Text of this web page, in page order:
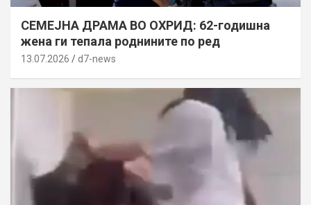
СЕМЕЈНА ДРАМА ВО ОХРИД: 62-годишна
жена ги тепала роднините по ред
13.07.2026 d7-news